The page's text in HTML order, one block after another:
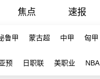
焦点 速报
鲁甲 蒙古超 中甲 匈甲
预 日职联 美职业 NBA